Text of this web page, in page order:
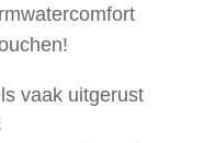
vaak uitgerust